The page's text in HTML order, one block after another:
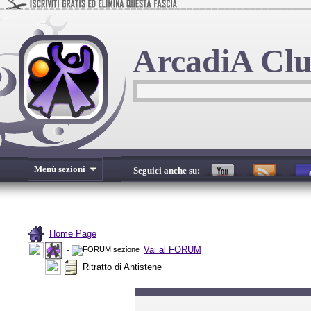
ArcadiA
Menù sezioni Seguici anche su:
Home Page
-
Vai al FORUM
Ritratto di Antistene